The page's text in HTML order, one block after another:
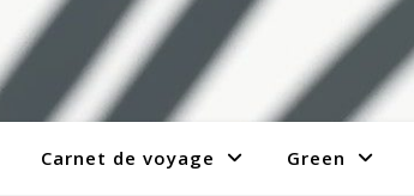
Carnet de voyage Green